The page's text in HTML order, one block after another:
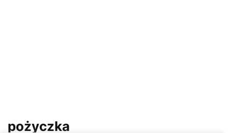
pożyczka